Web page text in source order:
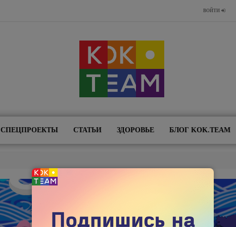
ВОЙТИ
СПЕЦПРОЕКТЫ СТАТЬИ ЗДОРОВЬЕ БЛОГ KOK.TEAM